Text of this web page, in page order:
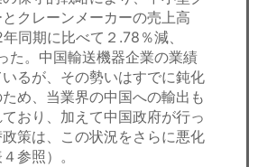
クレーンメーカーの売上高
同期に比べて２.78％減、
た。中国輸送機器企業の業績
るが、その勢いはすでに鈍化
め、当業界の中国への輸出も
おり、加えて中国政府が行っ
策は、この状況をさらに悪化
参照）。